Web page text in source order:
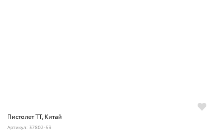
Пистолет ТТ, Китай
Артикул: 37802-53